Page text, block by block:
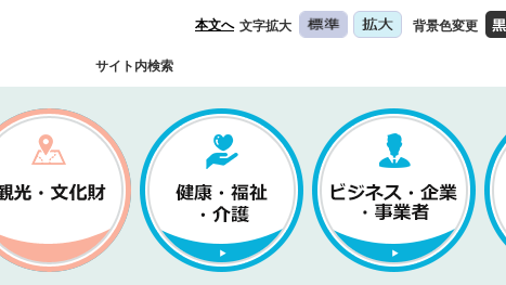
本文へ 文字拡大 背景色変更
サイト内検索